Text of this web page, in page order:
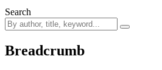
Search
Breadcrumb